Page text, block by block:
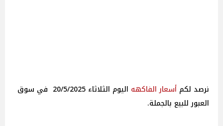
نرصد لكم أسعار الفاكهه
اليوم الثلاثاء 20/5/2025 في سوق
العبور للبيع بالجملة.